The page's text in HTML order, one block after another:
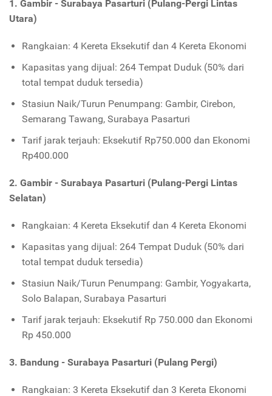
1. Gambir - Surabaya Pasarturi (Pulang-Pergi Lintas
Utara)
Rangkaian: 4 Kereta Eksekutif dan 4 Kereta Ekonomi
Kapasitas yang dijual: 264 Tempat Duduk (50% dari
total tempat duduk tersedia)
Stasiun Naik/Turun Penumpang: Gambir, Cirebon,
Semarang Tawang, Surabaya Pasarturi
Tarif jarak terjauh: Eksekutif Rp750.000 dan Ekonomi
Rp400.000
2. Gambir - Surabaya Pasarturi (Pulang-Pergi Lintas
Selatan)
Rangkaian: 4 Kereta Eksekutif dan 4 Kereta Ekonomi
Kapasitas yang dijual: 264 Tempat Duduk (50% dari
total tempat duduk tersedia)
Stasiun Naik/Turun Penumpang: Gambir, Yogyakarta,
Solo Balapan, Surabaya Pasarturi
Tarif jarak terjauh: Eksekutif Rp 750.000 dan Ekonomi
Rp 450.000
3. Bandung - Surabaya Pasarturi (Pulang Pergi)
Rangkaian: 3 Kereta Eksekutif dan 3 Kereta Ekonomi